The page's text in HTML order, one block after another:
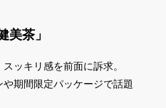
美茶」
ッキリ感を前面に訴求。
期間限定パッケージで話題